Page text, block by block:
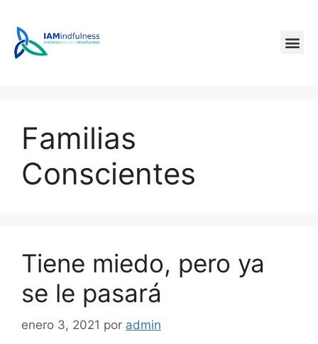
Familias
Conscientes
Tiene miedo, pero ya
se le pasará
enero 3, 2021 por admin